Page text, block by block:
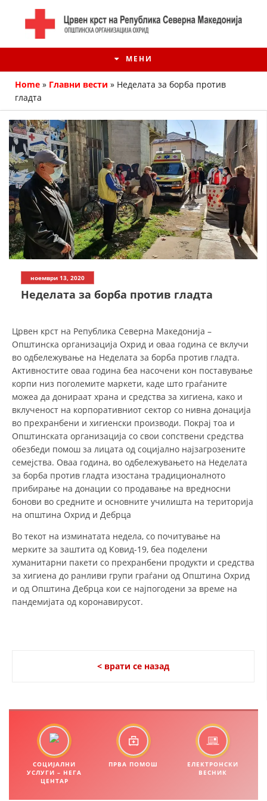
МЕНИ
ИСТОРИЈАТ НА ЦКРМ
ИСТОРИЈАТ НА ДВИЖЕЊЕТО
СТРУКТУРА НА ОРГАНИЗАЦИЈАТА
КОНТАКТ ИНФОРМАЦИИ
ЗАКОН ЗА ЦКРМ
СТАТУТ НА ЦКРМ
ОРГАНИЗАЦИЈА И РАЗВОЈ
СОБРАНИЕ
ДИСЕМИНАЦИЈА
MЕЃУНАРОДНО ХУМАНИТАРНО ПРАВО
ПРОМОЦИЈА НА ХУМАНИ ВРЕДНОСТИ
ПРОЕКТИ – ПОДГОТВЕНОСТ И ДЕЈСТВУВАЊЕ ПРИ КАТАСТРОФИ
ОДНОСИ СО ЈАВНОСТ
ИСТРАЖУВАЊЕ НА ЈАВНО МИСЛЕЊЕ
МЕЃУНАРОДНА СОРАБОТКА
Home » Главни вести » Неделата за борба против
гладта
ноември 13, 2020
Неделата за борба против гладта
Црвен крст на Република Северна Македонија –
Општинска организација Охрид и оваа година се вклучи
во одбележување на Неделата за борба против гладта.
Активностите оваа година беа насочени кон поставување
корпи низ поголемите маркети, каде што граѓаните
можеа да донираат храна и средства за хигиена, како и
вклученост на корпоративниот сектор со нивна донација
во прехранбени и хигиенски производи. Покрај тоа и
Општинската организација со свои сопствени средства
обезбеди помош за лицата од социјално најзагрозените
семејства. Оваа година, во одбележувањето на Неделата
за борба против гладта изостана традиционалното
прибирање на донации со продавање на вредносни
бонови во средните и основните училишта на територија
на општина Охрид и Дебрца
Во текот на изминатата недела, со почитување на
мерките за заштита од Ковид-19, беа поделени
хуманитарни пакети со прехранбени продукти и средства
за хигиена до ранливи групи граѓани од Општина Охрид
и од Општина Дебрца кои се најпогодени за време на
пандемијата од коронавирусот.
< врати се назад
СОЦИЈАЛНИ
УСЛУГИ – НЕГА
ЦЕНТАР
ПРВА ПОМОШ
ЕЛЕКТРОНСКИ
ВЕСНИК